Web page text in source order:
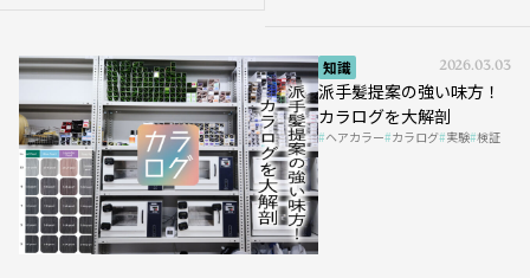
知識 2026.03.03
派手髪提案の強い味方！
カラログを大解剖
ヘアカラー カラログ 実験 検証